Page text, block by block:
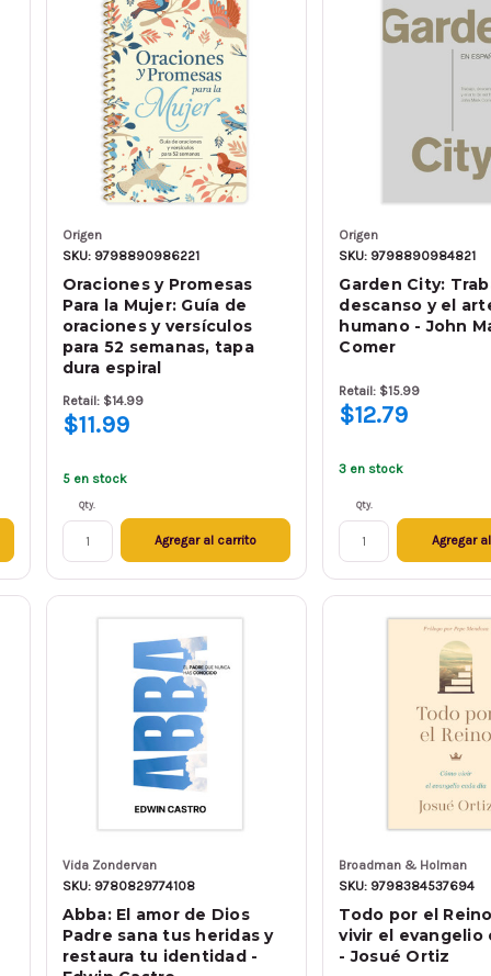
Origen
SKU: 9798890986221
Oraciones y Promesas
Para la Mujer: Guía de
oraciones y versículos
para 52 semanas, tapa
dura espiral
Retail: $14.99
$11.99
5 en stock
Qty.
Agregar al carrito
Origen
SKU: 9798890984821
Garden City:
descanso y el
humano - John
Comer
Retail: $15.99
$12.79
3 en stock
Qty.
Agregar
Vida Zondervan
SKU: 9780829774108
Abba: El amor de Dios
Padre sana tus heridas y
restaura tu identidad -
Broadman & Holman
SKU: 9798384537694
Todo por el
vivir el evangelio
- Josué Ortiz